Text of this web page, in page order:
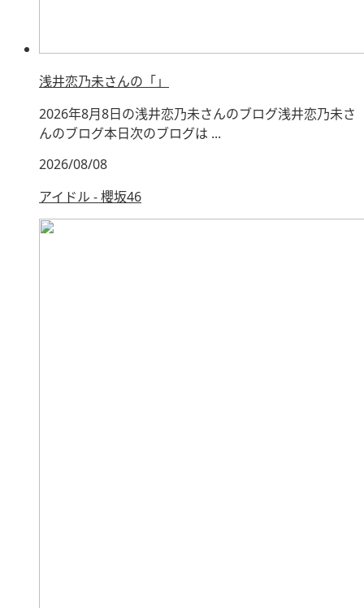
浅井恋乃未さんの「」
2026年8月8日の浅井恋乃未さんのブログ浅井恋乃未さ
んのブログ本日次のブログは ...
2026/08/08
アイドル - 櫻坂46